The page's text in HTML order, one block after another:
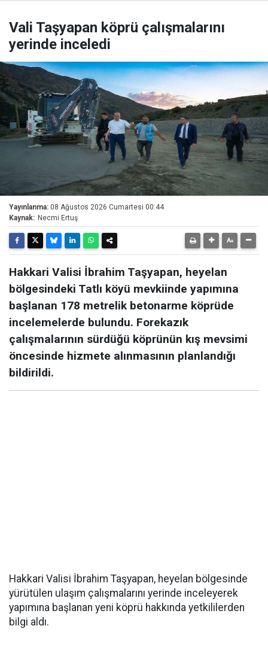
Vali Taşyapan köprü çalışmalarını
yerinde inceledi
Yayınlanma: 08 Ağustos 2026 Cumartesi 00:44
Kaynak: Necmi Ertuş
Hakkari Valisi İbrahim Taşyapan, heyelan
bölgesindeki Tatlı köyü mevkiinde yapımına
başlanan 178 metrelik betonarme köprüde
incelemelerde bulundu. Forekazık
çalışmalarının sürdüğü köprünün kış mevsimi
öncesinde hizmete alınmasının planlandığı
bildirildi.
Hakkari Valisi İbrahim Taşyapan, heyelan bölgesinde
yürütülen ulaşım çalışmalarını yerinde inceleyerek
yapımına başlanan yeni köprü hakkında yetkililerden
bilgi aldı.